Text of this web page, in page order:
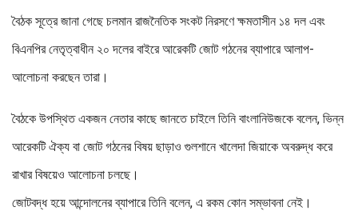
বৈঠক সূত্রে জানা গেছে চলমান রাজনৈতিক সংকট নিরসণে ক্ষমতাসীন ১৪ দল এবং
বিএনপির নেতৃত্বাধীন ২০ দলের বাইরে আরেকটি জোট গঠনের ব্যাপারে আলাপ-
আলোচনা করছেন তারা।
বৈঠকে উপস্থিত একজন নেতার কাছে জানতে চাইলে তিনি বাংলানিউজকে বলেন, ভিন্ন
‍আরেকটি ঐক্য বা জোট গঠনের বিষয় ছাড়াও গুলশানে খালেদা জিয়াকে অবরুদ্ধ করে
রাখার বিষয়েও আলোচনা চলছে।
জোটবদ্ধ হয়ে আন্দোলনের ব্যাপারে তিনি বলেন, এ রকম কোন সম্ভাবনা নেই।